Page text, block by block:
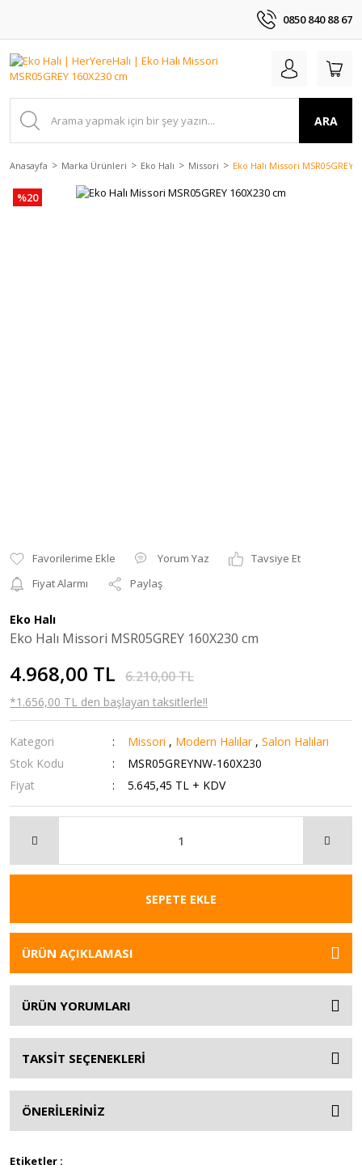
0850 840 88 67
ARA
Anasayfa Marka Ürünleri Eko Halı Missori Eko Halı Missori MSR05GREY
%20
Yorum Yaz
Tavsiye Et
Fiyat Alarmı
Paylaş
Eko Halı
Eko Halı Missori MSR05GREY 160X230 cm
4.968,00 TL 6.210,00 TL
*1.656,00 TL den başlayan taksitlerle!!
Kategori Missori , Modern Halılar ,Salon Halıları
Stok Kodu
MSR05GREYNW-160X230
Fiyat
5.645,45 TL + KDV
SEPETE EKLE
ÜRÜN AÇIKLAMASI
ÜRÜN YORUMLARI
TAKSİT SEÇENEKLERİ
ÖNERİLERİNİZ
Etiketler :